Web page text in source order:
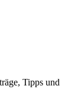
Tipps und